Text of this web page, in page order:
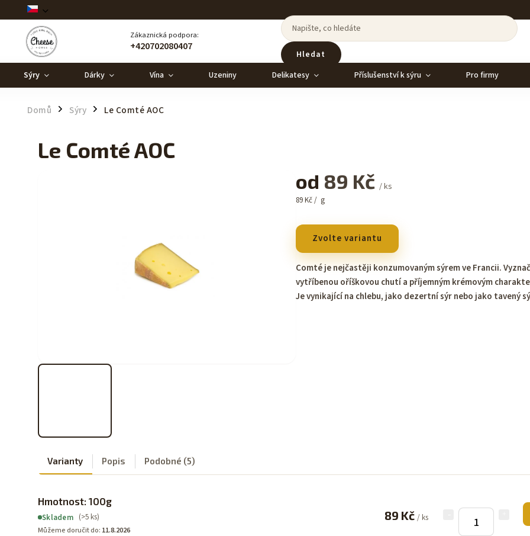
Zákaznická podpora:
+420702080407
Hledat
Sýry Dárky Vína Uzeniny Delikatesy Příslušenství k sýru Pro firmy
Domů / Sýry / Le Comté AOC
Le Comté AOC
od 89 Kč / ks
89 Kč / g
Zvolte variantu
Comté je nejčastěji konzumovaným sýrem ve Francii.
vytříbenou oříškovou chutí a příjemným krémovým
Je vynikající na chlebu, jako dezertní sýr nebo jako tavený
Varianty Popis Podobné (5)
Hmotnost: 100g
Skladem (>5 ks)
Můžeme doručit do: 11.8.2026
89 Kč / ks